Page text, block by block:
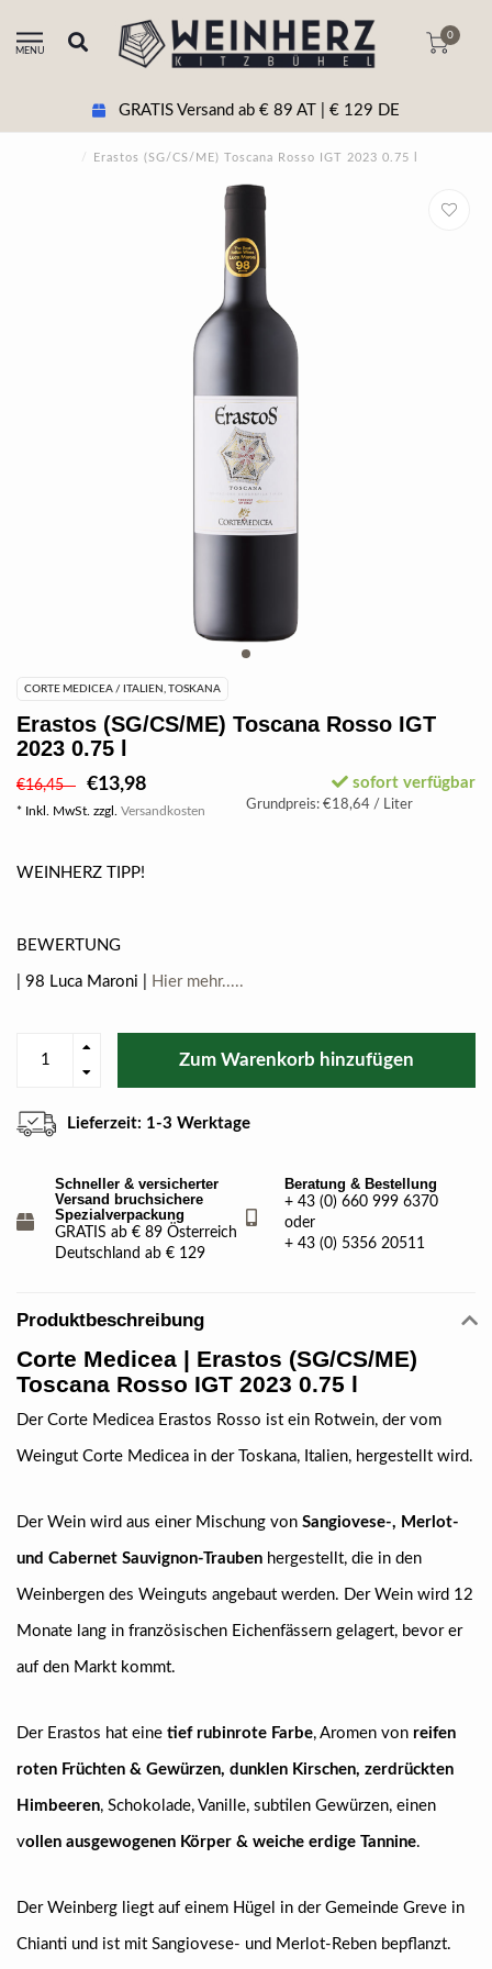
MENU
0
GRATIS Versand ab € 89 AT | € 129 DE
/ Erastos (SG/CS/ME) Toscana Rosso IGT 2023 0.75 l
CORTE MEDICEA / ITALIEN, TOSKANA
Erastos (SG/CS/ME) Toscana Rosso IGT
2023 0.75 l
€16,45 €13,98
* Inkl. MwSt. zzgl. Versandkosten
sofort verfügbar
Grundpreis: €18,64 / Liter
WEINHERZ TIPP!
BEWERTUNG
| 98 Luca Maroni | Hier mehr.....
Zum Warenkorb hinzufügen
Lieferzeit: 1-3 Werktage
Schneller & versicherter
Versand bruchsichere
Spezialverpackung
GRATIS ab € 89 Österreich
Deutschland ab € 129
Beratung & Bestellung
+ 43 (0) 660 999 6370
oder
+ 43 (0) 5356 20511
Produktbeschreibung
Corte Medicea | Erastos (SG/CS/ME)
Toscana Rosso IGT 2023 0.75 l
Der Corte Medicea Erastos Rosso ist ein Rotwein, der vom
Weingut Corte Medicea in der Toskana, Italien, hergestellt wird.
Der Wein wird aus einer Mischung von Sangiovese-, Merlot-
und Cabernet Sauvignon-Trauben hergestellt, die in den
Weinbergen des Weinguts angebaut werden. Der Wein wird 12
Monate lang in französischen Eichenfässern gelagert, bevor er
auf den Markt kommt.
Der Erastos hat eine tief rubinrote Farbe, Aromen von reifen
roten Früchten & Gewürzen, dunklen Kirschen, zerdrückten
Himbeeren, Schokolade, Vanille, subtilen Gewürzen, einen
vollen ausgewogenen Körper & weiche erdige Tannine.
Der Weinberg liegt auf einem Hügel in der Gemeinde Greve in
Chianti und ist mit Sangiovese- und Merlot-Reben bepflanzt.